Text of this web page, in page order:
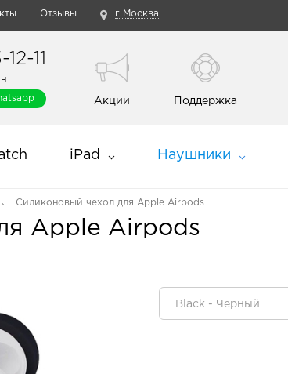
Отзывы г Москва
11
Акции Поддержка
iPad Наушники
Силиконовый чехол для Apple Airpods
Apple Airpods